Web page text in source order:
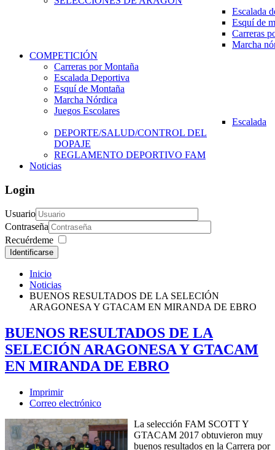
Escalada
Esquí de
Carreras
Marcha
COMPETICIÓN
Carreras por Montaña
Escalada Deportiva
Esquí de Montaña
Marcha Nórdica
Juegos Escolares
Escalada
DEPORTE/SALUD/CONTROL DEL
DOPAJE
REGLAMENTO DEPORTIVO FAM
Noticias
Login
Usuario
Contraseña
Recuérdeme
Identificarse
Inicio
Noticias
BUENOS RESULTADOS DE LA SELECIÓN
ARAGONESA Y GTACAM EN MIRANDA DE EBRO
BUENOS RESULTADOS DE LA
SELECIÓN ARAGONESA Y GTACAM
EN MIRANDA DE EBRO
Imprimir
Correo electrónico
La selección FAM SCOTT Y
GTACAM 2017 obtuvieron muy
buenos resultados en la Carrera por